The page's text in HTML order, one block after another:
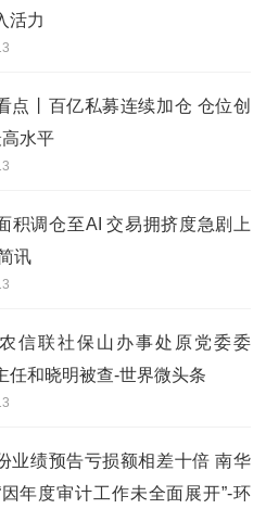
活力
点丨百亿私募连续加仓 仓位创
水平
积调仓至AI 交易拥挤度急剧上
讯
信联社保山办事处原党委委
任和晓明被查-世界微头条
业绩预告亏损额相差十倍 南华
年度审计工作未全面展开”-环